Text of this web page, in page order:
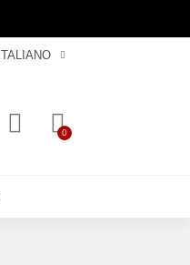
ITALIANO